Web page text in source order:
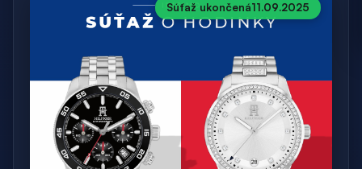
Súťaž ukončená11.09.2025